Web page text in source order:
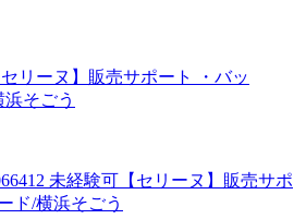
リーヌ】販売サポート ・バッ
そごう
未経験可【セリーヌ】販売サポ
ド/横浜そごう